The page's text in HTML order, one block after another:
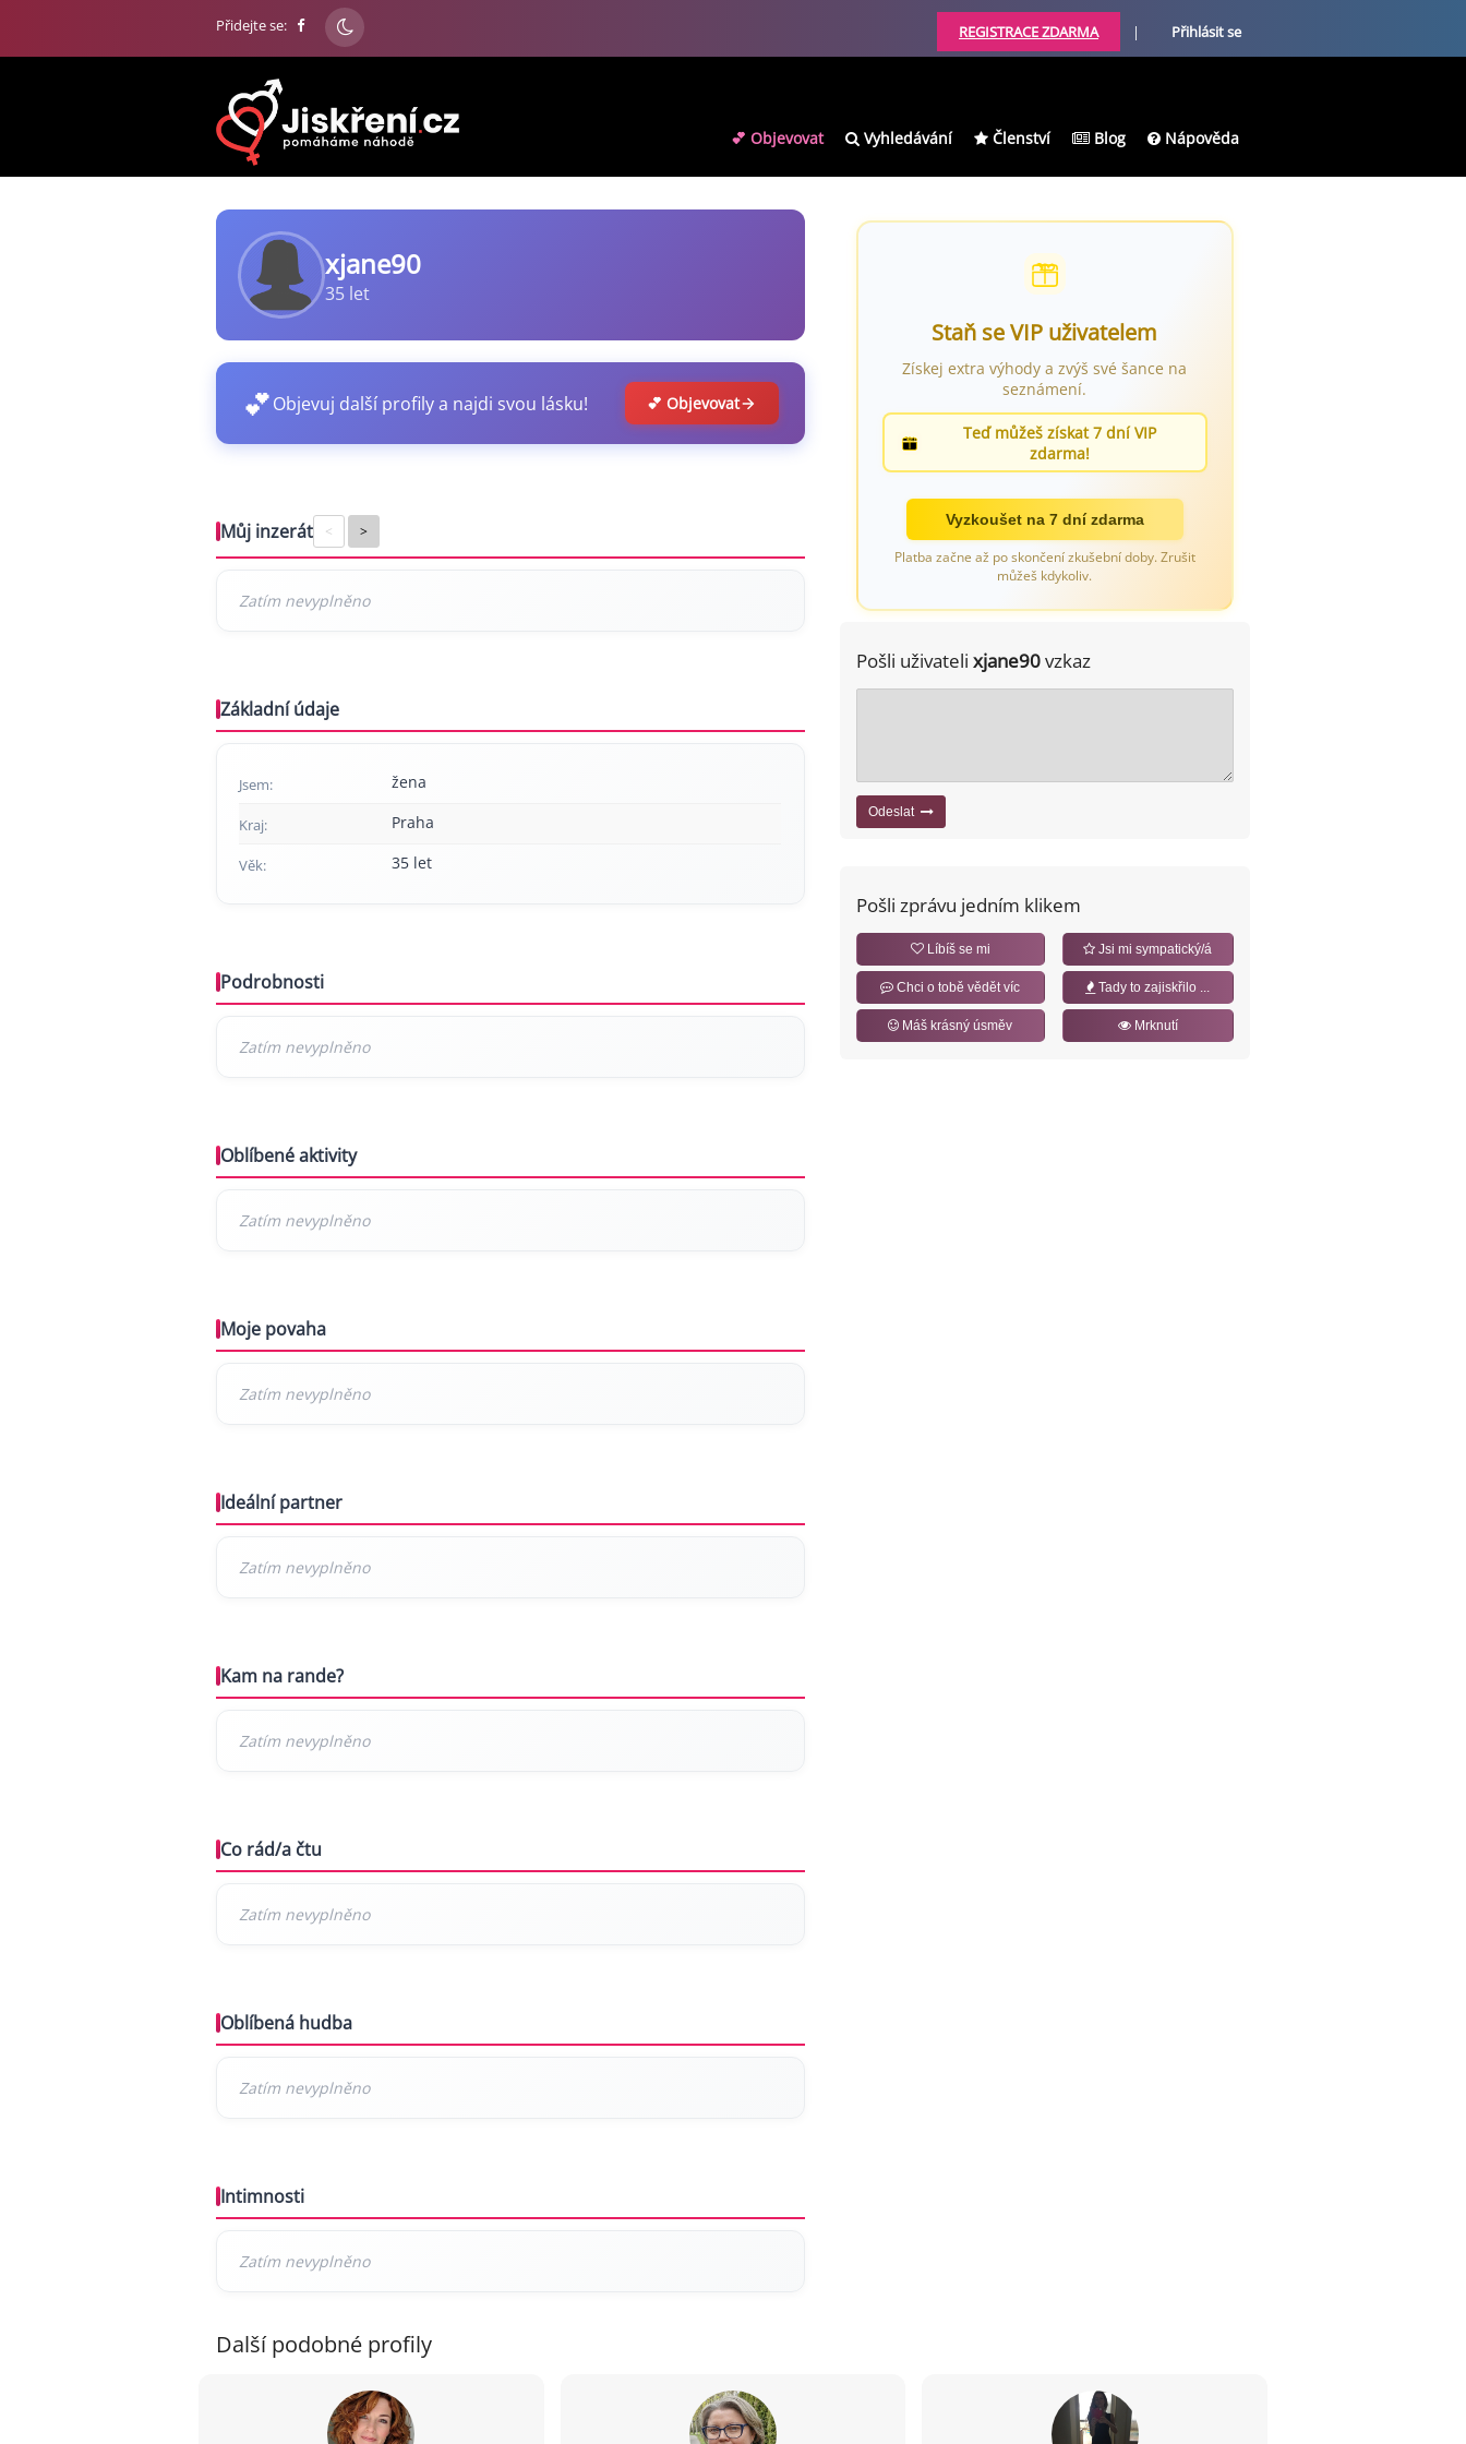
Přidejte se: REGISTRACE ZDARMA | Přihlásit se
💕 Objevovat Vyhledávání Členství Blog Nápověda
xjane90
35 let
💕Objevuj další profily a najdi svou lásku! 💕 Objevovat
Můj inzerát < >
Základní údaje
Jsem: žena
Kraj: Praha
Věk: 35 let
Podrobnosti
Oblíbené aktivity
Moje povaha
Ideální partner
Kam na rande?
Co rád/a čtu
Oblíbená hudba
Intimnosti
Staň se VIP uživatelem
Získej extra výhody a zvýš své šance na
seznámení.
Teď můžeš získat 7 dní VIP
zdarma!
Vyzkoušet na 7 dní zdarma
Platba začne až po skončení zkušební doby. Zrušit
můžeš kdykoliv.
Pošli uživateli xjane90vzkaz
Odeslat
Pošli zprávu jedním klikem
Líbíš se mi Jsi mi sympatický/á
Chci o tobě vědět víc Tady to zajiskřilo ...
Máš krásný úsměv Mrknutí
Další podobné profily